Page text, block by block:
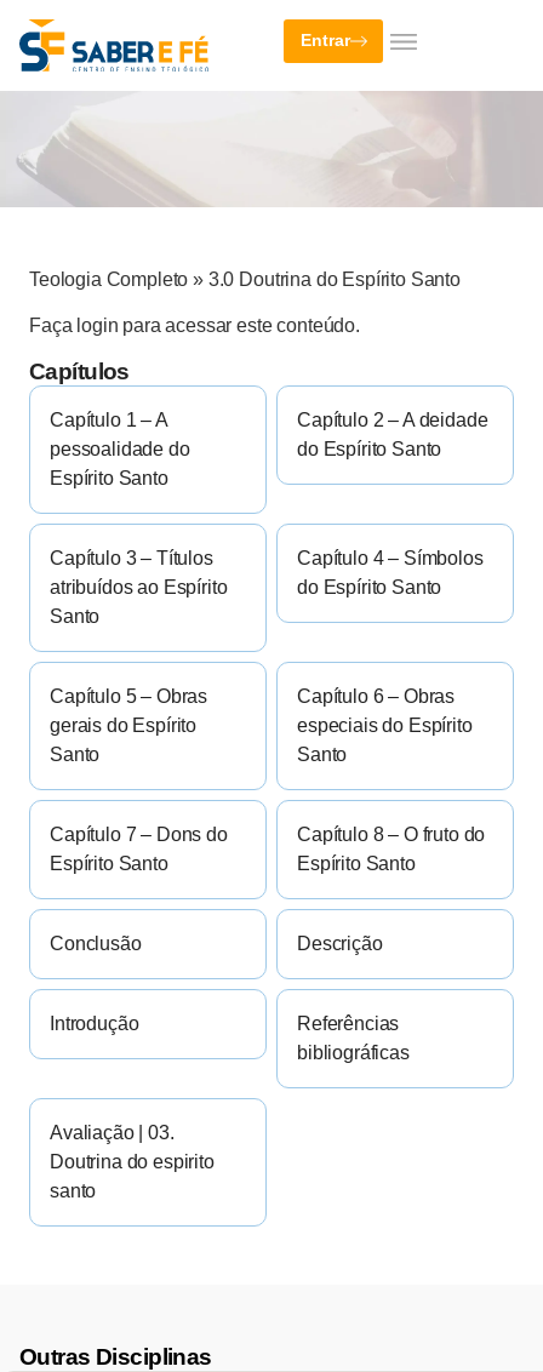
Entrar
Teologia Completo » 3.0 Doutrina do Espírito Santo
Faça login para acessar este conteúdo.
Capítulos
Capítulo 1 – A
pessoalidade do
Espírito Santo
Capítulo 2 – A deidade
do Espírito Santo
Capítulo 3 – Títulos
atribuídos ao Espírito
Santo
Capítulo 4 – Símbolos
do Espírito Santo
Capítulo 5 – Obras
gerais do Espírito
Santo
Capítulo 6 – Obras
especiais do Espírito
Santo
Capítulo 7 – Dons do
Espírito Santo
Capítulo 8 – O fruto do
Espírito Santo
Conclusão Descrição
Introdução
Referências
bibliográficas
Avaliação | 03.
Doutrina do espirito
santo
Outras Disciplinas